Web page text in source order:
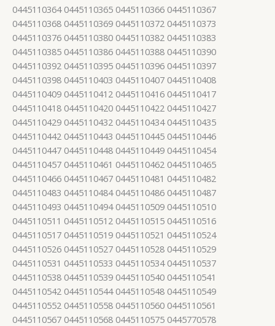
0445110364 0445110365 0445110366 0445110367
0445110368 0445110369 0445110372 0445110373
0445110376 0445110380 0445110382 0445110383
0445110385 0445110386 0445110388 0445110390
0445110392 0445110395 0445110396 0445110397
0445110398 0445110403 0445110407 0445110408
0445110409 0445110412 0445110416 0445110417
0445110418 0445110420 0445110422 0445110427
0445110429 0445110432 0445110434 0445110435
0445110442 0445110443 0445110445 0445110446
0445110447 0445110448 0445110449 0445110454
0445110457 0445110461 0445110462 0445110465
0445110466 0445110467 0445110481 0445110482
0445110483 0445110484 0445110486 0445110487
0445110493 0445110494 0445110509 0445110510
0445110511 0445110512 0445110515 0445110516
0445110517 0445110519 0445110521 0445110524
0445110526 0445110527 0445110528 0445110529
0445110531 0445110533 0445110534 0445110537
0445110538 0445110539 0445110540 0445110541
0445110542 0445110544 0445110548 0445110549
0445110552 0445110558 0445110560 0445110561
0445110567 0445110568 0445110575 0445770578